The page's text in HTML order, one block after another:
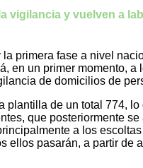
vigilancia y vuelven a
primera fase a nivel
en un primer momento, a
de domicilios de
plantilla de un total 774,
que posteriormente
a los
ellos pasarán, a partir de